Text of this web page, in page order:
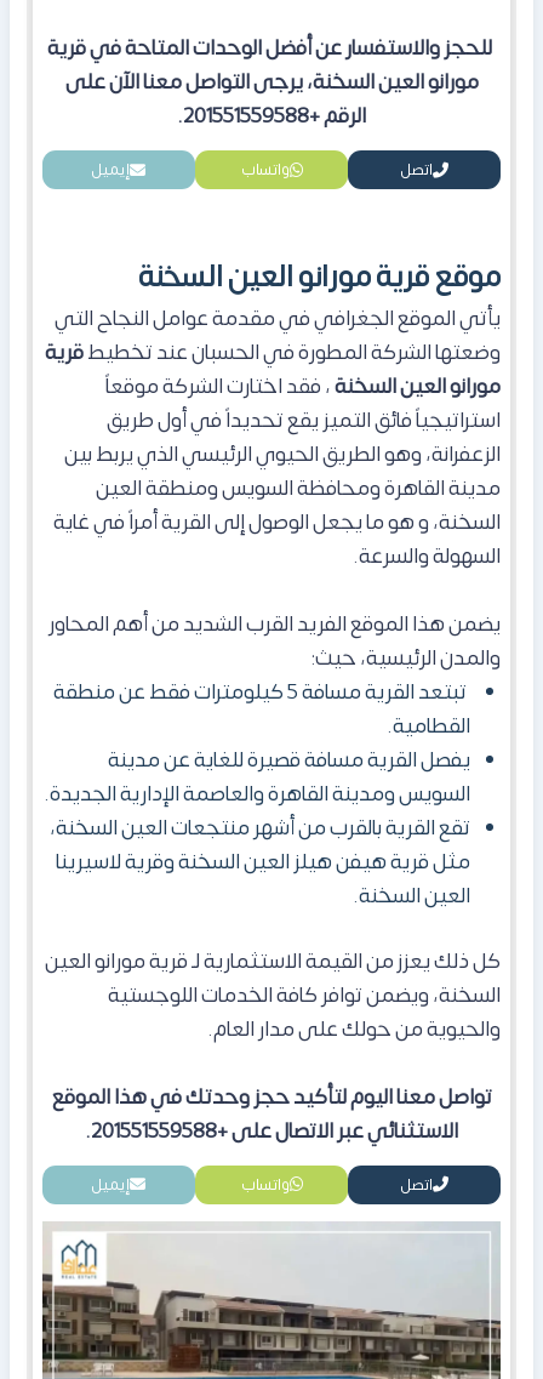
للحجز والاستفسار عن أفضل الوحدات المتاحة في قرية
مورانو العين السخنة، يرجى التواصل معنا الآن على
الرقم +201551559588.
اتصل واتساب إيميل
موقع قرية مورانو العين السخنة
يأتي الموقع الجغرافي في مقدمة عوامل النجاح التي
وضعتها الشركة المطورة في الحسبان عند تخطيطقرية
مورانو العين السخنة، فقد اختارت الشركة موقعاً
استراتيجياً فائق التميز يقع تحديداً في أول طريق
الزعفرانة، وهو الطريق الحيوي الرئيسي الذي يربط بين
مدينة القاهرة ومحافظة السويس ومنطقة العين
السخنة، و هو ما يجعل الوصول إلى القرية أمراً في غاية
السهولة والسرعة.
يضمن هذا الموقع الفريد القرب الشديد من أهم المحاور
والمدن الرئيسية، حيث:
تبتعد القرية مسافة 5 كيلومترات فقط عن منطقة
القطامية.
يفصل القرية مسافة قصيرة للغاية عن مدينة
السويس ومدينة القاهرة والعاصمة الإدارية الجديدة.
تقع القرية بالقرب من أشهر منتجعات العين السخنة،
مثلقرية هيفن هيلز العين السخنة وقرية لاسيرينا
العين السخنة.
كل ذلك يعزز من القيمة الاستثمارية لـ قرية مورانو العين
السخنة، ويضمن توافر كافة الخدمات اللوجستية
والحيوية من حولك على مدار العام.
تواصل معنا اليوم لتأكيد حجز وحدتك في هذا الموقع
الاستثنائي عبر الاتصال على +201551559588.
اتصل واتساب إيميل